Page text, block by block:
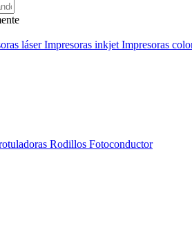
láserImpresoras inkjet Impresoras
Rodillos Fotoconductor